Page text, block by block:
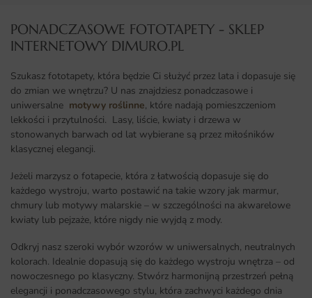
PONADCZASOWE FOTOTAPETY - SKLEP
INTERNETOWY DIMURO.PL​
Szukasz fototapety, która będzie Ci służyć przez lata i dopasuje się
do zmian we wnętrzu? U nas znajdziesz ponadczasowe i
uniwersalne motywy roślinne, które nadają pomieszczeniom
lekkości i przytulności. Lasy, liście, kwiaty i drzewa w
stonowanych barwach od lat wybierane są przez miłośników
klasycznej elegancji.
Jeżeli marzysz o fotapecie, która z łatwością dopasuje się do
każdego wystroju, warto postawić na takie wzory jak marmur,
chmury lub motywy malarskie – w szczególności na akwarelowe
kwiaty lub pejzaże, które nigdy nie wyjdą z mody.
Odkryj nasz szeroki wybór wzorów w uniwersalnych, neutralnych
kolorach. Idealnie dopasują się do każdego wystroju wnętrza – od
nowoczesnego po klasyczny. Stwórz harmonijną przestrzeń pełną
elegancji i ponadczasowego stylu, która zachwyci każdego dnia